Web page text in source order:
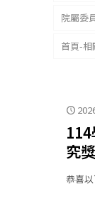
院屬委
首頁-相
究
恭喜